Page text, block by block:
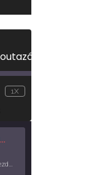
1X
Az UNICEF Magyarország jótékonysági kezdeményezése izgalmas, egész éves világkörüli ízutazásra hív, igazi családi program és gasztroedukáció, illetve segítség a rászorulóknak is egyben.